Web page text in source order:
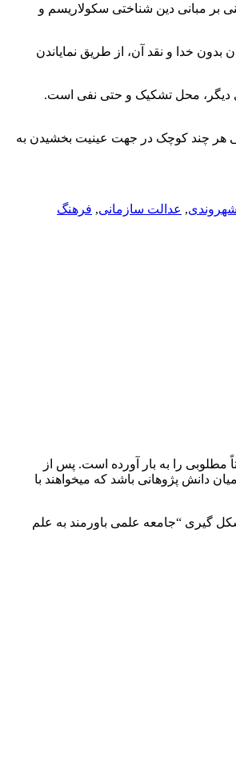
بر مبانی دین‏ شناختی سکولاریسم و
بدون خدا و نقد آن، از طریق نمایاندن
دیگر، محل تشکیک و حتی نفی است.
هر چند کوچک در جهت‌ عینیت بخشیدن به
شهروندی, عدالت سازمانی, فرهنگ
امام صادق(علیه السلام) از سال ۱۳۸۳ آغاز شده و تاکنون نتایج نسبتاً مطلوبی را به بار آورده است. پس از
دانش‏ پژوهانی باشد که می­خواهند با
گیری “جامعه علمی باورمند به علم